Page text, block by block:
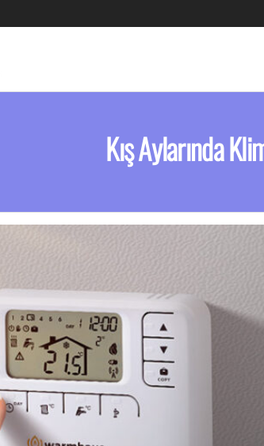
Kış Aylarında